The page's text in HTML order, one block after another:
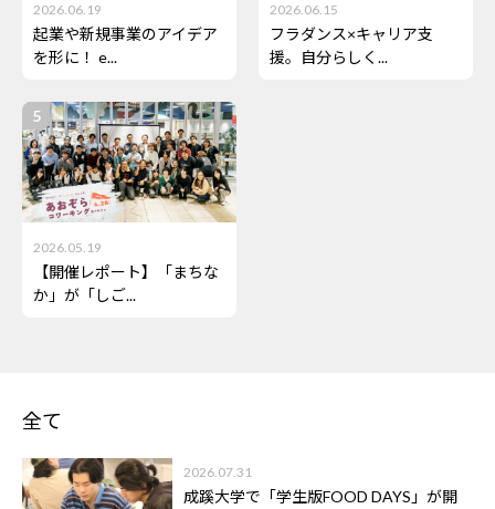
2026.06.19
起業や新規事業のアイデア
を形に！ e...
2026.06.15
フラダンス×キャリア支
援。自分らしく...
2026.05.19
【開催レポート】「まちな
か」が「しご...
全て
2026.07.31
成蹊大学で「学生版FOOD DAYS」が開